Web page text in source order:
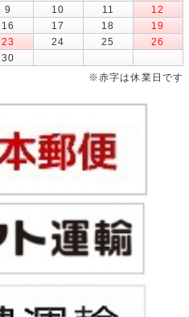
9 10 11
12
16 17 18
19
23 24 25
26
30
※赤字は休業日です